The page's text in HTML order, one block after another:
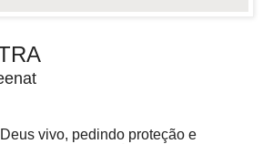
vivo, pedindo proteção e